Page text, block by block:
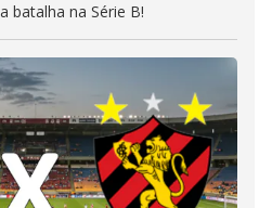
batalha na Série B!